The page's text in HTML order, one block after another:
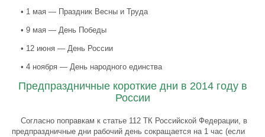
• 1 мая — Праздник Весны и Труда
• 9 мая — День Победы
• 12 июня — День России
• 4 ноября — День народного единства
Предпраздничные короткие дни в 2014 году в
России
Согласно поправкам к статье 112 ТК Российской Федерации, в
предпраздничные дни рабочий день сокращается на 1 час (если